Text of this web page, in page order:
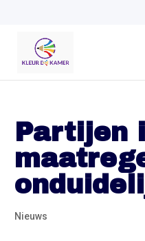
Partijen
Nieuws